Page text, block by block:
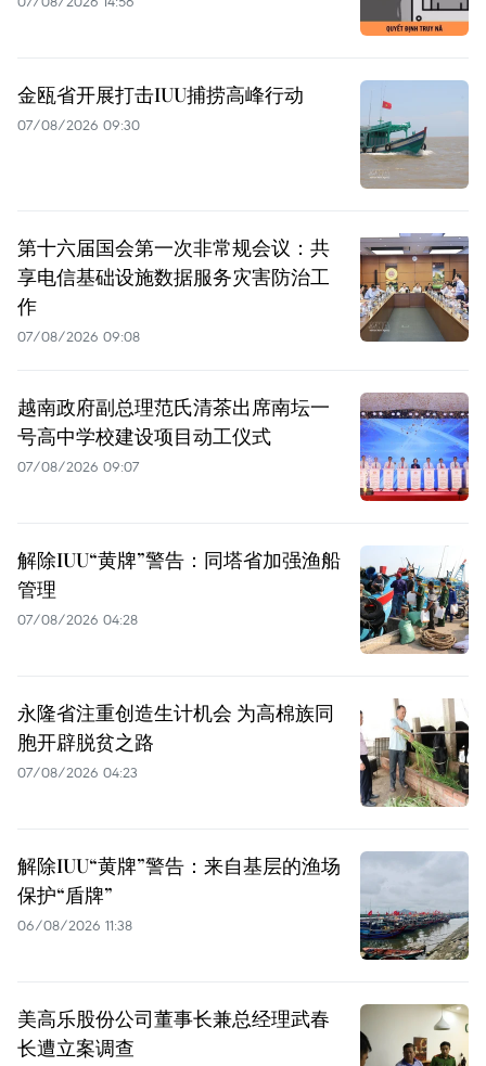
金瓯省开展打击IUU捕捞高峰行动
07/08/2026 09:30
第十六届国会第一次非常规会议：共
享电信基础设施数据服务灾害防治工
作
07/08/2026 09:08
越南政府副总理范氏清茶出席南坛一
号高中学校建设项目动工仪式
07/08/2026 09:07
解除IUU“黄牌”警告：同塔省加强渔船
管理
07/08/2026 04:28
永隆省注重创造生计机会 为高棉族同
胞开辟脱贫之路
07/08/2026 04:23
解除IUU“黄牌”警告：来自基层的渔场
保护“盾牌”
06/08/2026 11:38
美高乐股份公司董事长兼总经理武春
长遭立案调查